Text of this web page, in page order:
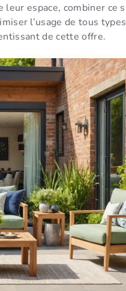
espace, combiner ce
l’usage de tous
de cette offre.